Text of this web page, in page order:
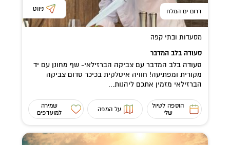
דרום ים המלח ניווט
מסעדות ובתי קפה
סעודה בלב המדבר
סעודה בלב המדבר עם צביקה הברזילאי- שף מחונן עם יד
מקורית ומפתיעה! חוויה איטלקית בכיכר סדום צביקה
הברזילאי מזמין אתכם ליהנות...
הוספה לטיול
שלי
על המפה
שמירה
למועדפים